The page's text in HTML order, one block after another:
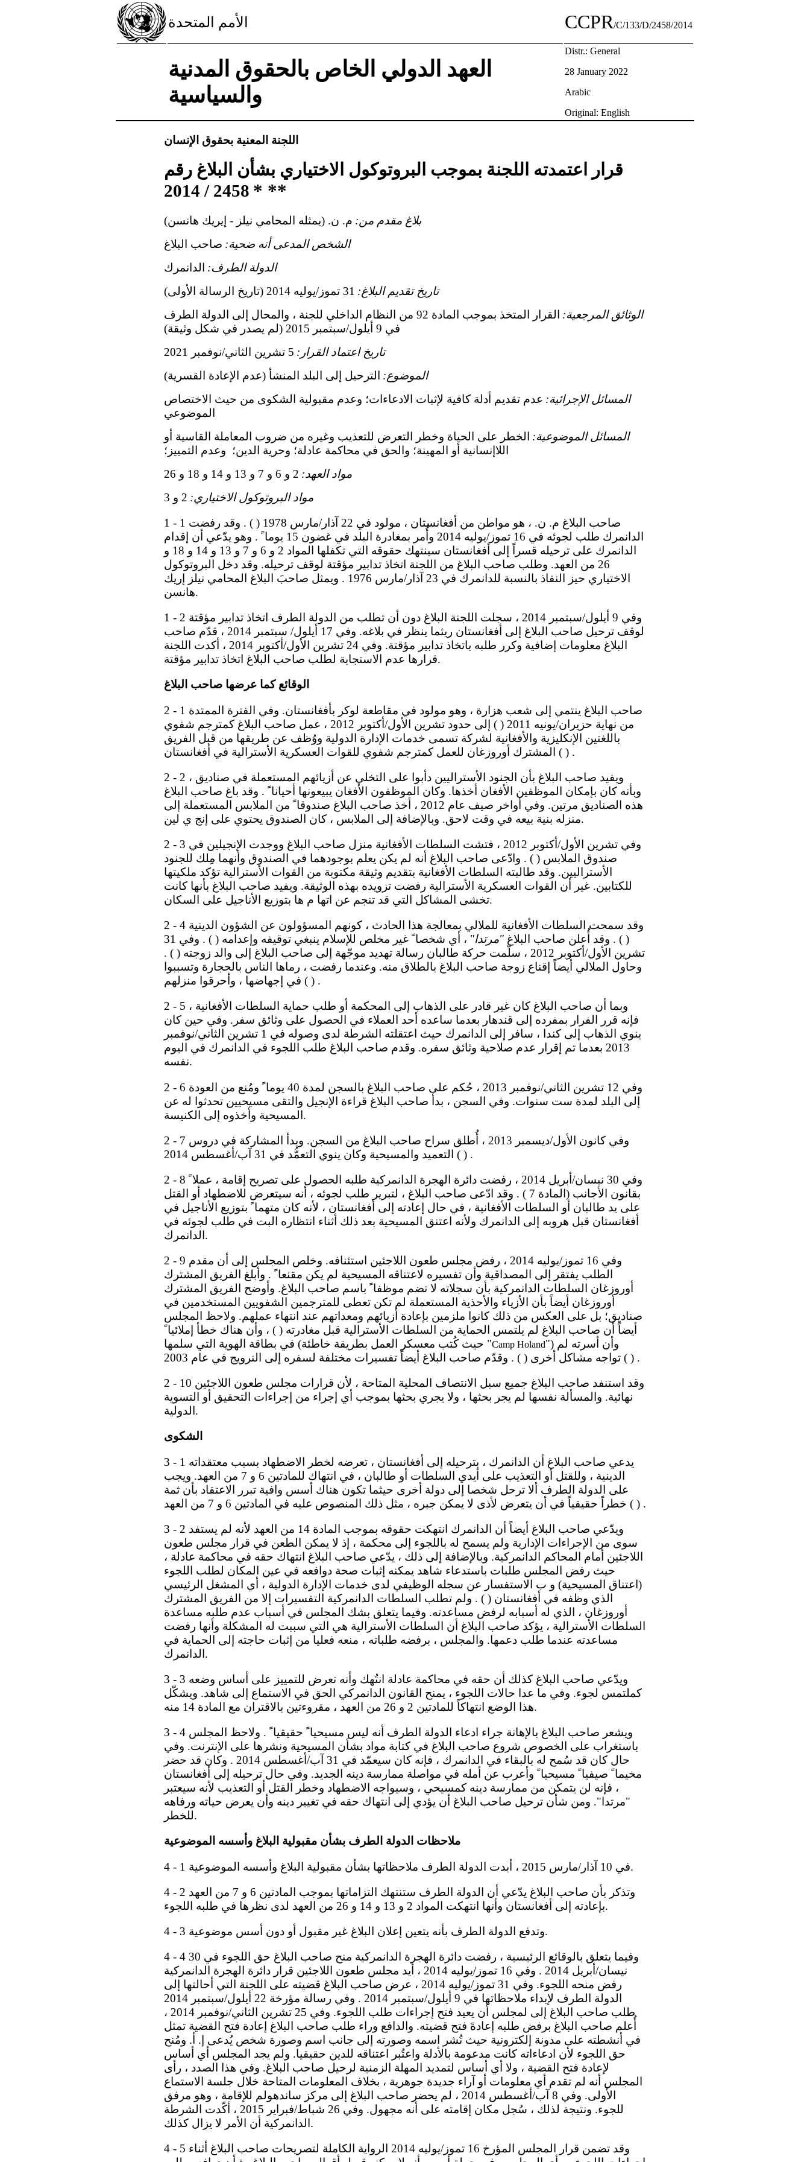
الأمم المتحدة CCPR/C/133/D/2458/2014
العهد الدولي الخاص بالحقوق المدنية
والسياسية
Distr.: General
28 January 2022
Arabic
Original: English
اللجنة المعنية بحقوق الإنسان
قرار اعتمدته اللجنة بموجب البروتوكول الاختياري بشأن البلاغ رقم
2458 / 2014 * **
بلاغ مقدم من: م. ن. (يمثله المحامي نيلز - إيريك هانسن)
الشخص المدعى أنه ضحية: صاحب البلاغ
الدولة الطرف: الدانمرك
تاريخ تقديم البلاغ: 31 تموز/يوليه 2014 (تاريخ الرسالة الأولى)
الوثائق المرجعية:
القرار المتخذ بموجب المادة 92 من النظام الداخلي للجنة ، والمحال إلى الدولة الطرف
في 9 أيلول/سبتمبر 2015 (لم يصدر في شكل وثيقة)
تاريخ اعتماد القرار: 5 تشرين الثاني/نوفمبر 2021
الموضوع: الترحيل إلى البلد المنشأ (عدم الإعادة القسرية)
المسائل الإجرائية: عدم تقديم أدلة كافية لإثبات الادعاءات؛ وعدم مقبولية الشكوى من حيث الاختصاص
الموضوعي
المسائل الموضوعية: الخطر على الحياة وخطر التعرض للتعذيب وغيره من ضروب المعاملة القاسية أو
اللاإنسانية أو المهينة؛ والحق في محاكمة عادلة؛ وحرية الدين؛ ‬ وعدم التمييز؛
مواد العهد: 2 و 6 و 7 و 13 و 14 و 18 و 26
مواد البروتوكول الاختياري: 2 و 3
1 - 1 صاحب البلاغ م. ن. ، هو مواطن من أفغانستان ، مولود في 22 آذار/مارس 1978 ( ) . وقد رفضت
الدانمرك طلب لجوئه في 16 تموز/يوليه 2014 وأُمر بمغادرة البلد في غضون 15 يوما ً . وهو يدّعي أن إقدام
الدانمرك على ترحيله قسراً إلى أفغانستان سينتهك حقوقه التي تكفلها المواد 2 و 6 و 7 و 13 و 14 و 18 و
26 من العهد. وطلب صاحب البلاغ من اللجنة اتخاذ تدابير مؤقتة لوقف ترحيله. وقد دخل البروتوكول
الاختياري حيز النفاذ بالنسبة للدانمرك في 23 آذار/مارس 1976 . ويمثل صاحبَ البلاغ المحامي نيلز إريك
هانسن.
1 - 2 وفي 9 أيلول/سبتمبر 2014 ، سجلت اللجنة البلاغ دون أن تطلب من الدولة الطرف اتخاذ تدابير مؤقتة
لوقف ترحيل صاحب البلاغ إلى أفغانستان ريثما ينظر في بلاغه. وفي 17 أيلول/ سبتمبر 2014 ، قدّم صاحب
البلاغ معلومات إضافية وكرر طلبه باتخاذ تدابير مؤقتة. وفي 24 تشرين الأول/أكتوبر 2014 ، أكدت اللجنة
قرارها عدم الاستجابة لطلب صاحب البلاغ اتخاذ تدابير مؤقتة.
الوقائع كما عرضها صاحب البلاغ
2 - 1 صاحب البلاغ ينتمي إلى شعب هزارة ، وهو مولود في مقاطعة لوكر بأفغانستان. وفي الفترة الممتدة
من نهاية حزيران/يونيه 2011 ( ) إلى حدود تشرين الأول/أكتوبر 2012 ، عمل صاحب البلاغ كمترجم شفوي
باللغتين الإنكليزية والأفغانية لشركة تسمى خدمات الإدارة الدولية ووُظف عن طريقها من قبل الفريق
المشترك أوروزغان للعمل كمترجم شفوي للقوات العسكرية الأسترالية في أفغانستان ( ) .
2 - 2 ويفيد صاحب البلاغ بأن الجنود الأستراليين دأبوا على التخلي عن أزيائهم المستعملة في صناديق ،
وبأنه كان بإمكان الموظفين الأفغان أخذها. وكان الموظفون الأفغان يبيعونها أحيانا ً . وقد باغ صاحب البلاغ
هذه الصناديق مرتين. وفي أواخر صيف عام 2012 ، أخذ صاحب البلاغ صندوقا ً من الملابس المستعملة إلى
منزله بنية بيعه في وقت لاحق. وبالإضافة إلى الملابس ، كان الصندوق يحتوي على إنج ي لين.
2 - 3 وفي تشرين الأول/أكتوبر 2012 ، فتشت السلطات الأفغانية منزل صاحب البلاغ ووجدت الإنجيلين في
صندوق الملابس ( ) . وادّعى صاحب البلاغ أنه لم يكن يعلم بوجودهما في الصندوق وأنهما مِلك للجنود
الأستراليين. وقد طالبته السلطات الأفغانية بتقديم وثيقة مكتوبة من القوات الأسترالية تؤكد ملكيتها
للكتابين. غير أن القوات العسكرية الأسترالية رفضت تزويده بهذه الوثيقة. ويفيد صاحب البلاغ بأنها كانت
تخشى المشاكل التي قد تنجم عن اتها م ها بتوزيع الأناجيل على السكان.
2 - 4 وقد سمحت السلطات الأفغانية للملالي بمعالجة هذا الحادث ، كونهم المسؤولون عن الشؤون الدينية
( ) . وقد أُعلن صاحب البلاغ "مرتدا"
، أي شخصا ً غير مخلص للإسلام ينبغي توقيفه وإعدامه ( ) . وفي 31
تشرين الأول/أكتوبر 2012 ، سلّمت حركة طالبان رسالة تهديد موجّهة إلى صاحب البلاغ إلى والد زوجته ( ) .
وحاول الملالي أيضاً إقناع زوجة صاحب البلاغ بالطلاق منه. وعندما رفضت ، رماها الناس بالحجارة وتسببوا
في إجهاضها ، وأحرقوا منزلهم ( ) .
2 - 5 وبما أن صاحب البلاغ كان غير قادر على الذهاب إلى المحكمة أو طلب حماية السلطات الأفغانية ،
فإنه قرر الفرار بمفرده إلى قندهار بعدما ساعده أحد العملاء في الحصول على وثائق سفر. وفي حين كان
ينوي الذهاب إلى كندا ، سافر إلى الدانمرك حيث اعتقلته الشرطة لدى وصوله في 1 تشرين الثاني/نوفمبر
2013 بعدما تم إقرار عدم صلاحية وثائق سفره. وقدم صاحب البلاغ طلب اللجوء في الدانمرك في اليوم
نفسه.
2 - 6 وفي 12 تشرين الثاني/نوفمبر 2013 ، حُكم على صاحب البلاغ بالسجن لمدة 40 يوما ً ومُنع من العودة
إلى البلد لمدة ست سنوات. وفي السجن ، بدأ صاحب البلاغ قراءة الإنجيل والتقى مسيحيين تحدثوا له عن
المسيحية وأخذوه إلى الكنيسة.
2 - 7 وفي كانون الأول/ديسمبر 2013 ، أُطلق سراح صاحب البلاغ من السجن. وبدأ المشاركة في دروس
التعميد والمسيحية وكان ينوي التعمُّد في 31 آب/أغسطس 2014 ( ) .
2 - 8 وفي 30 نيسان/أبريل 2014 ، رفضت دائرة الهجرة الدانمركية طلبه الحصول على تصريح إقامة ، عملا ً
بقانون الأجانب (المادة 7 ) . وقد ادّعى صاحب البلاغ ، لتبرير طلب لجوئه ، أنه سيتعرض للاضطهاد أو القتل
على يد طالبان أو السلطات الأفغانية ، في حال إعادته إلى أفغانستان ، لأنه كان متهما ً بتوزيع الأناجيل في
أفغانستان قبل هروبه إلى الدانمرك ولأنه اعتنق المسيحية بعد ذلك أثناء انتظاره البت في طلب لجوئه في
الدانمرك.
2 - 9 وفي 16 تموز/يوليه 2014 ، رفض مجلس طعون اللاجئين استئنافه. وخلص المجلس إلى أن مقدم
الطلب يفتقر إلى المصداقية وأن تفسيره لاعتناقه المسيحية لم يكن مقنعا ً . وأبلغ الفريق المشترك
أوروزغان السلطات الدانمركية بأن سجلاته لا تضم موظفا ً باسم صاحب البلاغ. وأوضح الفريق المشترك
أوروزغان أيضاً بأن الأزياء والأحذية المستعملة لم تكن تعطى للمترجمين الشفويين المستخدمين في
صناديق؛ بل على العكس من ذلك كانوا ملزمين بإعادة أزيائهم ومعداتهم عند انتهاء عملهم. ولاحظ المجلس
أيضاً أن صاحب البلاغ لم يلتمس الحماية من السلطات الأسترالية قبل مغادرته ( ) ، وأن هناك خطأ إملائيا ً
في بطاقة الهوية التي سلمها (حيث كُتب معسكر العمل بطريقة خاطئة "Camp Holand") وأن أسرته لم
تواجه مشاكل أخرى ( ) . وقدّم صاحب البلاغ أيضاً تفسيرات مختلفة لسفره إلى النرويج في عام 2003 ( ) .
2 - 10 وقد استنفد صاحب البلاغ جميع سبل الانتصاف المحلية المتاحة ، لأن قرارات مجلس طعون اللاجئين
نهائية. والمسألة نفسها لم يجر بحثها ، ولا يجري بحثها بموجب أي إجراء من إجراءات التحقيق أو التسوية
الدولية.
الشكوى
3 - 1 يدعي صاحب البلاغ أن الدانمرك ، بترحيله إلى أفغانستان ، تعرضه لخطر الاضطهاد بسبب معتقداته
الدينية ، وللقتل أو التعذيب على أيدي السلطات أو طالبان ، في انتهاك للمادتين 6 و 7 من العهد. ويجب
على الدولة الطرف ألا ترحل شخصا إلى دولة أخرى حيثما تكون هناك أسس وافية تبرر الاعتقاد بأن ثمة
خطراً حقيقياً في أن يتعرض لأذى لا يمكن جبره ، مثل ذلك المنصوص عليه في المادتين 6 و 7 من العهد ( ) .
3 - 2 ويدّعي صاحب البلاغ أيضاً أن الدانمرك انتهكت حقوقه بموجب المادة 14 من العهد لأنه لم يستفد
سوى من الإجراءات الإدارية ولم يسمح له باللجوء إلى محكمة ، إذ لا يمكن الطعن في قرار مجلس طعون
اللاجئين أمام المحاكم الدانمركية. وبالإضافة إلى ذلك ، يدّعي صاحب البلاغ انتهاك حقه في محاكمة عادلة ،
حيث رفض المجلس طلبات باستدعاء شاهد يمكنه إثبات صحة دوافعه في عين المكان لطلب اللجوء
(اعتناق المسيحية) و ب الاستفسار عن سجله الوظيفي لدى خدمات الإدارة الدولية ، أي المشغل الرئيسي
الذي وظفه في أفغانستان ( ) . ولم تطلب السلطات الدانمركية التفسيرات إلا من الفريق المشترك
أوروزغان ، الذي له أسبابه لرفض مساعدته. وفيما يتعلق بشك المجلس في أسباب عدم طلبه مساعدة
السلطات الأسترالية ، يؤكد صاحب البلاغ أن السلطات الأسترالية هي التي سببت له المشكلة وأنها رفضت
مساعدته عندما طلب دعمها. والمجلس ، برفضه طلباته ، منعه فعليا من إثبات حاجته إلى الحماية في
الدانمرك.
3 - 3 ويدّعي صاحب البلاغ كذلك أن حقه في محاكمة عادلة انتُهك وأنه تعرض للتمييز على أساس وضعه
كملتمس لجوء. وفي ما عدا حالات اللجوء ، يمنح القانون الدانمركي الحق في الاستماع إلى شاهد. ويشكّل
هذا الوضع انتهاكاً للمادتين 2 و 26 من العهد ، مقروءتين بالاقتران مع المادة 14 منه.
3 - 4 ويشعر صاحب البلاغ بالإهانة جراء ادعاء الدولة الطرف أنه ليس مسيحيا ً حقيقيا ً . ولاحظ المجلس
باستغراب على الخصوص شروع صاحب البلاغ في كتابة مواد بشأن المسيحية ونشرها على الإنترنت. وفي
حال كان قد سُمح له بالبقاء في الدانمرك ، فإنه كان سيعمّد في 31 آب/أغسطس 2014 . وكان قد حضر
مخيما ً صيفيا ً مسيحيا ً وأعرب عن أمله في مواصلة ممارسة دينه الجديد. وفي حال ترحيله إلى أفغانستان
، فإنه لن يتمكن من ممارسة دينه كمسيحي ، وسيواجه الاضطهاد وخطر القتل أو التعذيب لأنه سيعتبر
"مرتدا". ومن شأن ترحيل صاحب البلاغ أن يؤدي إلى انتهاك حقه في تغيير دينه وأن يعرض حياته ورفاهه
للخطر.
ملاحظات الدولة الطرف بشأن مقبولية البلاغ وأسسه الموضوعية
4 - 1 في 10 آذار/مارس 2015 ، أبدت الدولة الطرف ملاحظاتها بشأن مقبولية البلاغ وأسسه الموضوعية.
4 - 2 وتذكر بأن صاحب البلاغ يدّعي أن الدولة الطرف ستنتهك التزاماتها بموجب المادتين 6 و 7 من العهد
بإعادته إلى أفغانستان وأنها انتهكت المواد 2 و 13 و 14 و 26 من العهد لدى نظرها في طلبه اللجوء.
4 - 3 وتدفع الدولة الطرف بأنه يتعين إعلان البلاغ غير مقبول أو دون أسس موضوعية.
4 - 4 وفيما يتعلق بالوقائع الرئيسية ، رفضت دائرة الهجرة الدانمركية منح صاحب البلاغ حق اللجوء في 30
نيسان/أبريل 2014 . وفي 16 تموز/يوليه 2014 ، أيد مجلس طعون اللاجئين قرار دائرة الهجرة الدانمركية
رفض منحه اللجوء. وفي 31 تموز/يوليه 2014 ، عرض صاحب البلاغ قضيته على اللجنة التي أحالتها إلى
الدولة الطرف لإبداء ملاحظاتها في 9 أيلول/سبتمبر 2014 . وفي رسالة مؤرخة 22 أيلول/سبتمبر 2014
طلب صاحب البلاغ إلى لمجلس أن يعيد فتح إجراءات طلب اللجوء. وفي 25 تشرين الثاني/نوفمبر 2014 ،
أُعلم صاحب البلاغ برفض طلبه إعادةَ فتح قضيته. والدافع وراء طلب صاحب البلاغ إعادة فتح القضية تمثل
في أنشطته على مدونة إلكترونية حيث نُشر اسمه وصورته إلى جانب اسم وصورة شخص يُدعى إ. أ. ومُنح
حق اللجوء لأن ادعاءاته كانت مدعومة بالأدلة واعتُبر اعتناقه للدين حقيقيا. ولم يجد المجلس أي أساس
لإعادة فتح القضية ، ولا أي أساس لتمديد المهلة الزمنية لرحيل صاحب البلاغ. وفي هذا الصدد ، رأى
المجلس أنه لم تقدم أي معلومات أو آراء جديدة جوهرية ، بخلاف المعلومات المتاحة خلال جلسة الاستماع
الأولى. وفي 8 آب/أغسطس 2014 ، لم يحضر صاحب البلاغ إلى مركز ساندهولم للإقامة ، وهو مرفق
للجوء. ونتيجة لذلك ، سُجل مكان إقامته على أنه مجهول. وفي 26 شباط/فبراير 2015 ، أكّدت الشرطة
الدانمركية أن الأمر لا يزال كذلك.
4 - 5 وقد تضمن قرار المجلس المؤرخ 16 تموز/يوليه 2014 الرواية الكاملة لتصريحات صاحب البلاغ أثناء